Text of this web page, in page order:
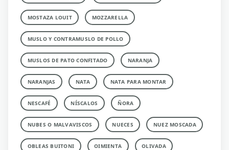
MOSTAZA LOUIT MOZZARELLA
MUSLO Y CONTRAMUSLO DE POLLO
MUSLOS DE PATO CONFITADO NARANJA
NARANJAS NATA NATA PARA MONTAR
NESCAFÉ NÍSCALOS ÑORA
NUBES O MALVAVISCOS NUECES NUEZ MOSCADA
OBLEAS BUITONI OIMIENTA OLIVADA